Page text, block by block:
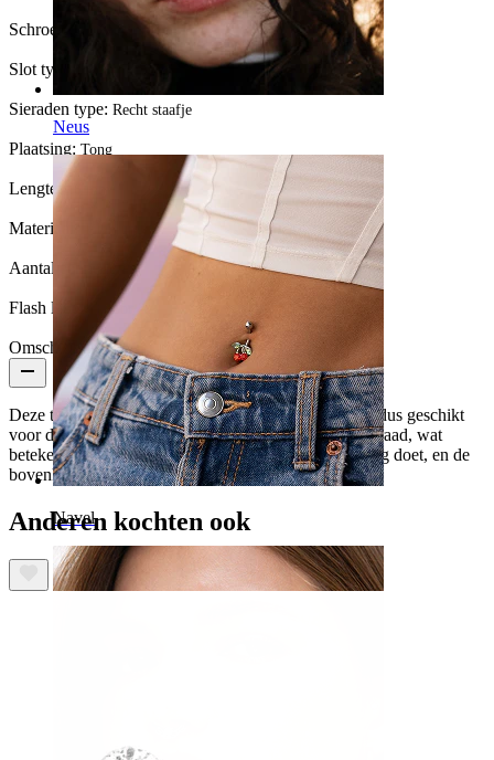
Neus
Navel
Schroefdraad dikte:1,6 mm
Slot type: Interne schroefdraad
Sieraden type: Recht staafje
Plaatsing: Tong
Lengte:
Materiaal:
Aantal eenheden:1
Flash label: 3 voor 2
Omschrijving
Deze titanium tong barbell met ster is hypoallergeen, dus geschikt
voor de gevoelige huid. Het heeft een intern schroefdraad, wat
betekent dat je enkel het gladde staafje door je piercing doet, en de
bovenkant erop draait.
Anderen kochten ook